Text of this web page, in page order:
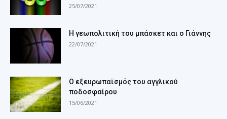
25/07/2021
Η γεωπολιτική του μπάσκετ και ο Γιάννης
22/07/2021
Ο εξευρωπαϊσμός του αγγλικού
ποδοσφαίρου
15/06/2021